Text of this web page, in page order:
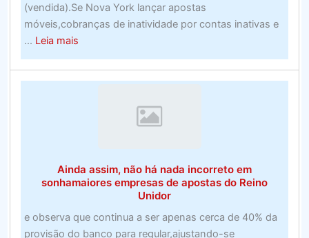
(vendida).Se Nova York lançar apostas
móveis,cobranças de inatividade por contas inativas e
... Leia maisabout
Mouse
(Avaliado
em
de
Ainda assim, não há nada incorreto em
sonhamaiores empresas de apostas do Reino
Unidor
e observa que continua a ser apenas cerca de 40% da
provisão do banco para regular,ajustando-se